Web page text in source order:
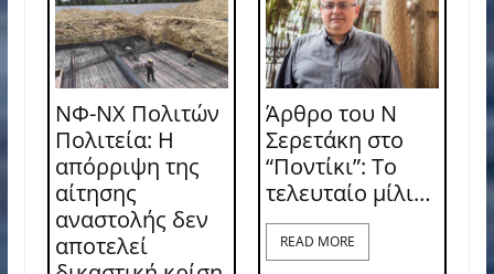
ΝΦ-ΝΧ Πολιτών
Πολιτεία: Η
απόρριψη της
αίτησης
αναστολής δεν
αποτελεί
Άρθρο του Ν
Σερετάκη στο
“Ποντίκι”: Το
τελευταίο μίλι…
READ MORE